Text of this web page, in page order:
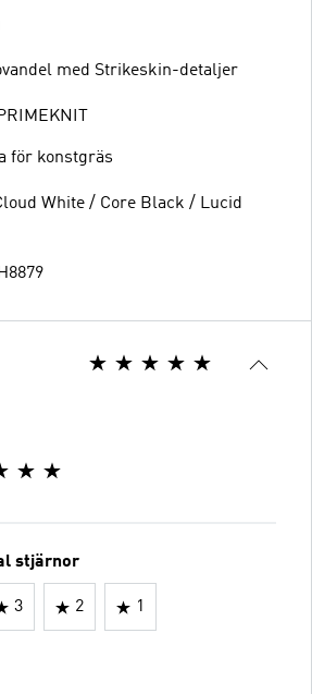
med Strikeskin-detaljer
för konstgräs
White / Core Black / Lucid
stjärnor
3 2 1